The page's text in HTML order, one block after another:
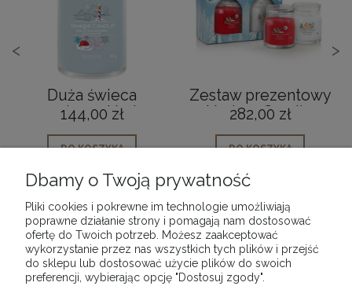
<
Duża świeca
zapachowa Yankee
Hideaway
144,00 zł
DO KOSZYKA
Zestaw prezentowy
Yankee Candle
Świece
282,00 zł
DO KOSZYKA
>
POMOC
Dbamy o Twoją prywatność
Pliki cookies i pokrewne im technologie umożliwiają
poprawne działanie strony i pomagają nam dostosować
ofertę do Twoich potrzeb. Możesz zaakceptować
wykorzystanie przez nas wszystkich tych plików i przejść
do sklepu lub dostosować użycie plików do swoich
preferencji, wybierając opcję "Dostosuj zgody".